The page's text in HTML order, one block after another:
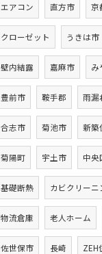
エアコン 直方市 京
クローゼット うきは市
壁内結露 嘉麻市 み
豊前市 鞍手郡 雨漏
合志市 菊池市 新築
菊陽町 宇土市 中央
基礎断熱 カビクリーニ
物流倉庫 老人ホーム
佐世保市 長崎 ZEH